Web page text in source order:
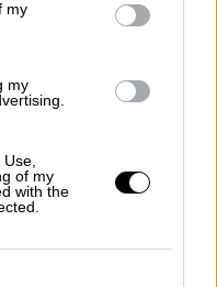
my
my
of my
with the
VISTAS
BIENESTAR